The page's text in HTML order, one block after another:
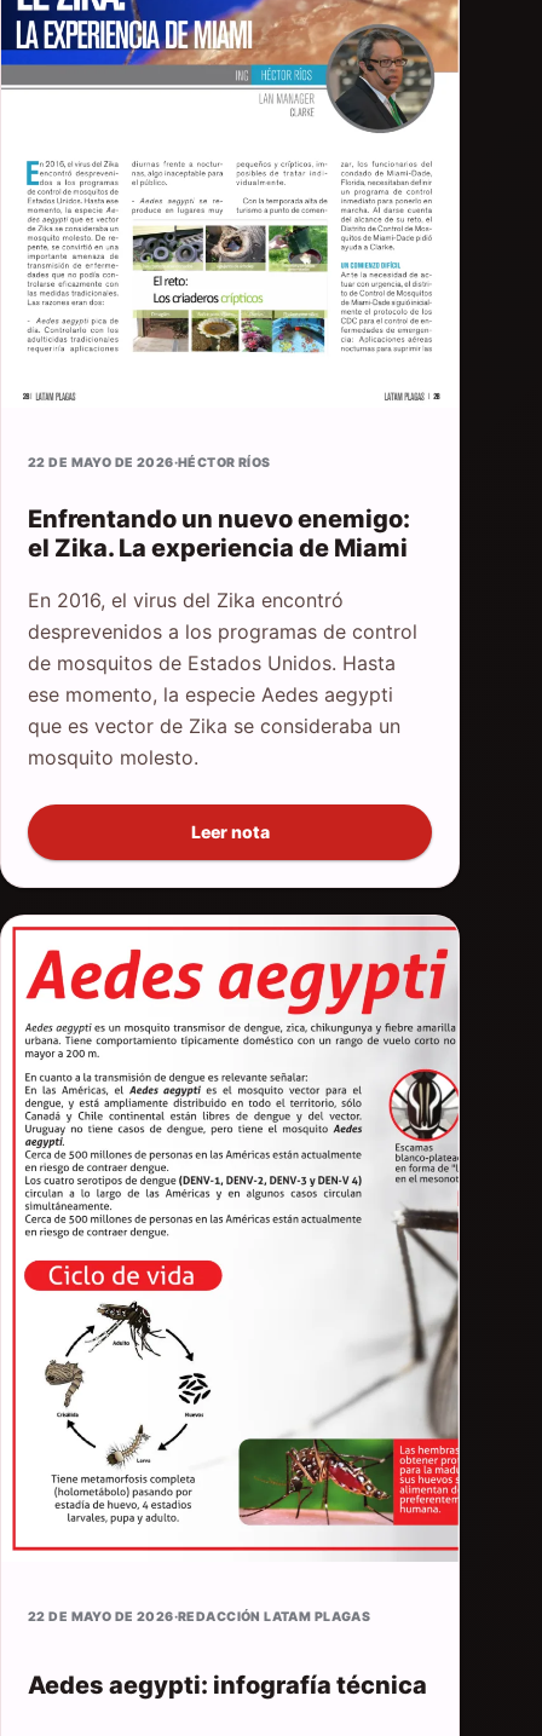
22 DE MAYO DE 2026·HÉCTOR RÍOS
Enfrentando un nuevo enemigo:
el Zika. La experiencia de Miami
En 2016, el virus del Zika encontró
desprevenidos a los programas de control
de mosquitos de Estados Unidos. Hasta
ese momento, la especie Aedes aegypti
que es vector de Zika se consideraba un
mosquito molesto.
Leer nota
22 DE MAYO DE 2026·REDACCIÓN LATAM PLAGAS
Aedes aegypti: infografía técnica